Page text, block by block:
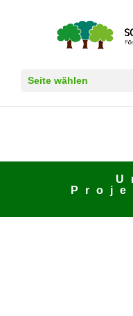
Seite wählen